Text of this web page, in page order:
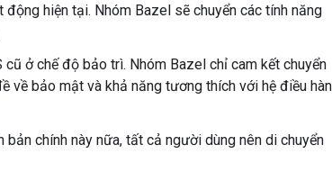
động hiện tại. Nhóm Bazel sẽ chuyển các tính năng
cũ ở chế độ bảo trì. Nhóm Bazel chỉ cam kết chuyển
bảo mật và khả năng tương thích với hệ điều
chính này nữa, tất cả người dùng nên di chuyển